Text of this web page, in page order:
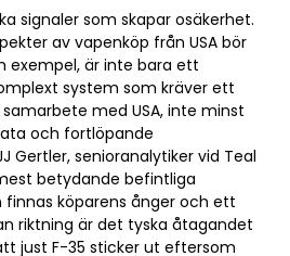
signaler som skapar osäkerhet.
av vapenköp från USA bör
exempel, är inte bara ett
system som kräver ett
med USA, inte minst
och fortlöpande
Gertler, senioranalytiker vid Teal
betydande befintliga
köparens ånger och ett
riktning är det tyska åtagandet
just F-35 sticker ut eftersom